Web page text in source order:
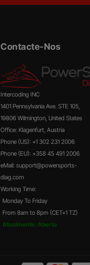
Contacte-Nos
Intercoding INC
1401 Pennsylvania Ave. STE 105,
19806 Wilmington, United States
Office: Klagenfurt, Austria
Phone (US): +1 302 231 2006
Phone (EU): +358 45 491 2006
eMail: support@powersports-
diag.com
Working Time:
Monday To Friday
From 8am to 8pm (CET+1 TZ)
Atualmente: Aberto